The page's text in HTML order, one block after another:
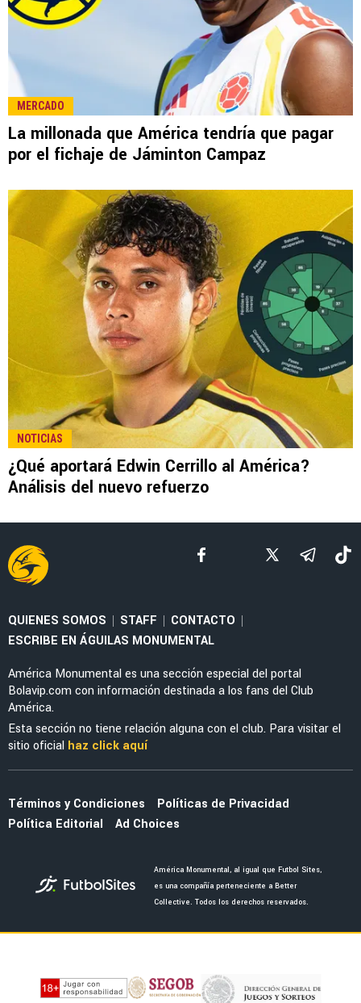
LEE TAMBIÉN
MERCADO
América buscará un cuarto refuerzo este
verano y ya se conoce en que posición